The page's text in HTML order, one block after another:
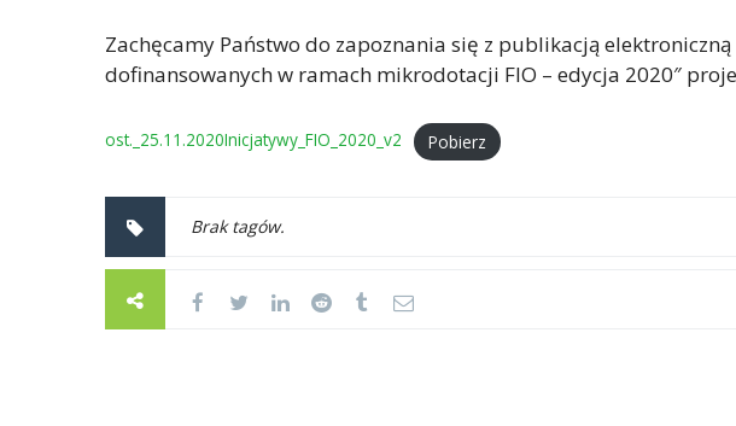
Zachęcamy Państwo do zapoznania się z publikacją
dofinansowanych w ramach mikrodotacji FIO – edycja 2020″
ost._25.11.2020Inicjatywy_FIO_2020_v2 Pobierz
Brak tagów.